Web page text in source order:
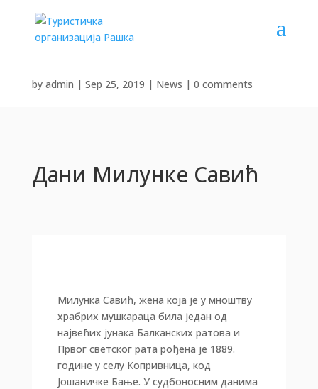
by admin | Sep 25, 2019 | News | 0 comments
Дани Милунке Савић
Милунка Савић, жена која је у мноштву
храбрих мушкараца била један од
највећих јунака Балканских ратова и
Првог светског рата рођена је 1889.
године у селу Копривница, код
Јошаничке Бање. У судбоносним данима